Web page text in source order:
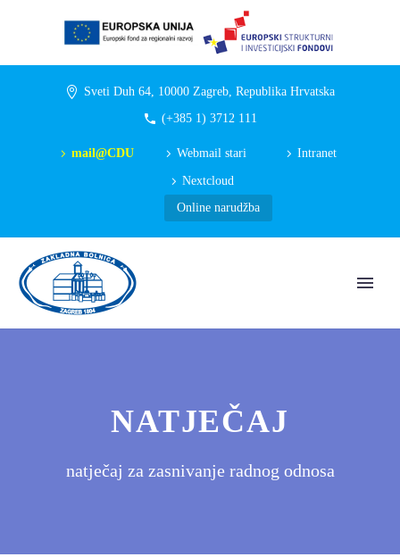
Sveti Duh 64, 10000 Zagreb, Republika Hrvatska
(+385 1) 3712 111
mail@CDU Webmail stari Intranet
Nextcloud
Online narudžba
NATJEČAJ
natječaj za zasnivanje radnog odnosa